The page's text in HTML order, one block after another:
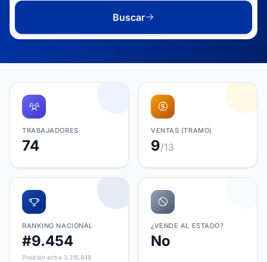
Buscar
TRABAJADORES
74
VENTAS (TRAMO)
9/13
RANKING NACIONAL
#9.454
Posición entre 3.316.848
¿VENDE AL ESTADO?
No